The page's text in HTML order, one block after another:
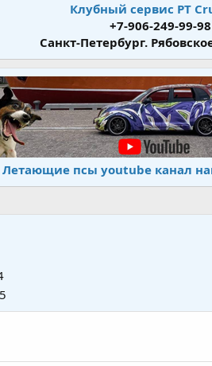
Клубный сервис PT
+7-906-249-99-98
Санкт-Петербург.
Летающие псы youtube канал